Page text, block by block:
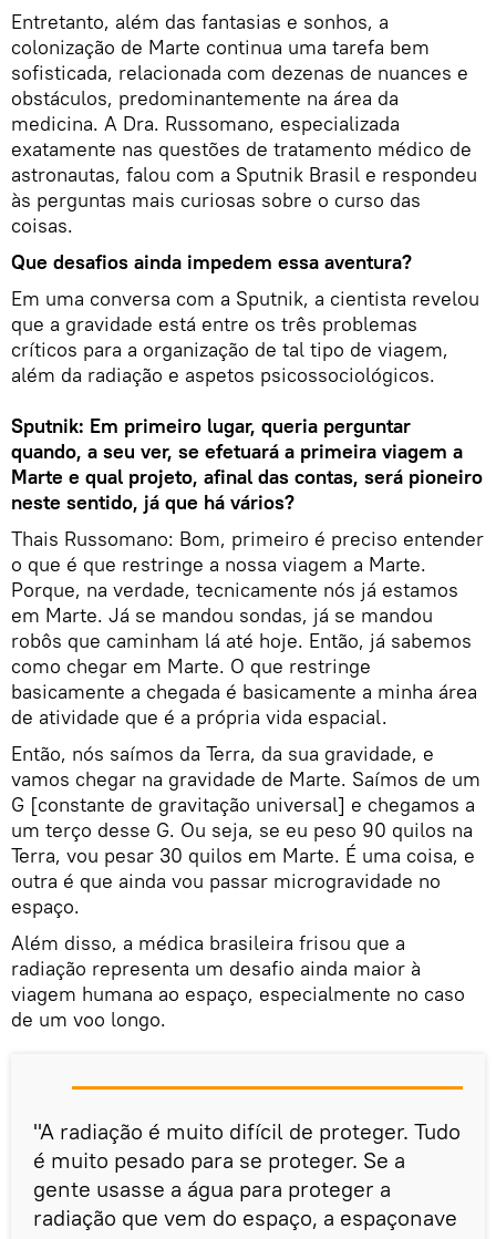
Entretanto, além das fantasias e sonhos, a
colonização de Marte continua uma tarefa bem
sofisticada, relacionada com dezenas de nuances e
obstáculos, predominantemente na área da
medicina. A Dra. Russomano, especializada
exatamente nas questões de tratamento médico de
astronautas, falou com a Sputnik Brasil e respondeu
às perguntas mais curiosas sobre o curso das
coisas.
Que desafios ainda impedem essa aventura?
Em uma conversa com a Sputnik, a cientista revelou
que a gravidade está entre os três problemas
críticos para a organização de tal tipo de viagem,
além da radiação e aspetos psicossociológicos.
Sputnik: Em primeiro lugar, queria perguntar
quando, a seu ver, se efetuará a primeira viagem a
Marte e qual projeto, afinal das contas, será pioneiro
neste sentido, já que há vários?
Thais Russomano: Bom, primeiro é preciso entender
o que é que restringe a nossa viagem a Marte.
Porque, na verdade, tecnicamente nós já estamos
em Marte. Já se mandou sondas, já se mandou
robôs que caminham lá até hoje. Então, já sabemos
como chegar em Marte. O que restringe
basicamente a chegada é basicamente a minha área
de atividade que é a própria vida espacial.
Então, nós saímos da Terra, da sua gravidade, e
vamos chegar na gravidade de Marte. Saímos de um
G [constante de gravitação universal] e chegamos a
um terço desse G. Ou seja, se eu peso 90 quilos na
Terra, vou pesar 30 quilos em Marte. É uma coisa, e
outra é que ainda vou passar microgravidade no
espaço.
Além disso, a médica brasileira frisou que a
radiação representa um desafio ainda maior à
viagem humana ao espaço, especialmente no caso
de um voo longo.
"A radiação é muito difícil de proteger. Tudo
é muito pesado para se proteger. Se a
gente usasse a água para proteger a
radiação que vem do espaço, a espaçonave